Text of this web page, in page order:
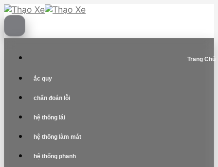
Skip
to
content
Trang Chủ
ắc quy
chẩn đoán lỗi
hệ thống lái
hệ thống làm mát
hệ thống phanh